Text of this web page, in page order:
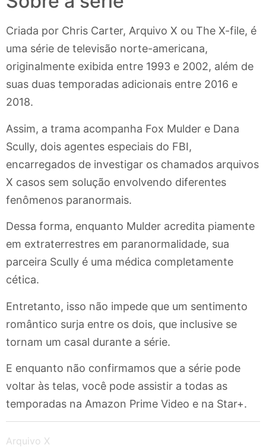
Criada por Chris Carter, Arquivo X ou The X-file, é
uma série de televisão norte-americana,
originalmente exibida entre 1993 e 2002, além de
suas duas temporadas adicionais entre 2016 e
2018.
Assim, a trama acompanha Fox Mulder e Dana
Scully, dois agentes especiais do FBI,
encarregados de investigar os chamados arquivos
X casos sem solução envolvendo diferentes
fenômenos paranormais.
Dessa forma, enquanto Mulder acredita piamente
em extraterrestres em paranormalidade, sua
parceira Scully é uma médica completamente
cética.
Entretanto, isso não impede que um sentimento
romântico surja entre os dois, que inclusive se
tornam um casal durante a série.
E enquanto não confirmamos que a série pode
voltar às telas, você pode assistir a todas as
temporadas na Amazon Prime Video e na Star+.
Arquivo X